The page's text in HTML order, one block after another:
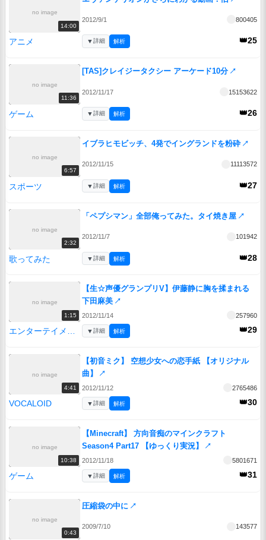
no image
14:00
2012/9/1 800405
アニメ 👑25
▼詳細 解析
no image
11:36
[TAS]クレイジータクシー アーケード10分 ↗
2012/11/17 15153622
ゲーム 👑26
▼詳細 解析
no image
6:57
イブラヒモビッチ、4発でイングランドを粉砕 ↗
2012/11/15 11113572
スポーツ 👑27
▼詳細 解析
no image
2:32
「ペプシマン」全部俺ってみた。タイ焼き屋 ↗
2012/11/7 101942
歌ってみた 👑28
▼詳細 解析
no image
1:15
【生☆声優グランプリV】伊藤静に胸を揉まれる
下田麻美 ↗
2012/11/14 257960
エンターテイメント 👑29
▼詳細 解析
no image
4:41
【初音ミク】 空想少女への恋手紙 【オリジナル
曲】
↗
2012/11/12 2765486
VOCALOID 👑30
▼詳細 解析
no image
10:38
【Minecraft】 方向音痴のマインクラフト
Season4 Part17 【ゆっくり実況】
↗
2012/11/18 5801671
ゲーム 👑31
▼詳細 解析
no image
0:43
圧縮袋の中に ↗
2009/7/10 143577